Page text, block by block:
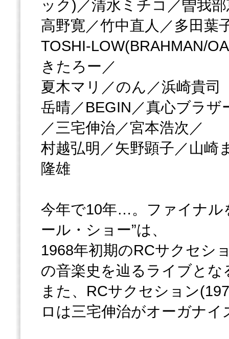
ック)／清水ミチコ／曽我
高野寛／竹中直人／多田葉
TOSHI-LOW(BRAHMAN/
きたろー／
夏木マリ／のん／浜崎貴司
岳晴／BEGIN／真心ブラザ
／三宅伸治／宮本浩次／
村越弘明／矢野顕子／山崎
隆雄
今年で10年…。ファイナル
ール・ショー”は、
1968年初期のRCサクセシ
の音楽史を辿るライブとな
また、RCサクセション
ロは三宅伸治がオーガナイ